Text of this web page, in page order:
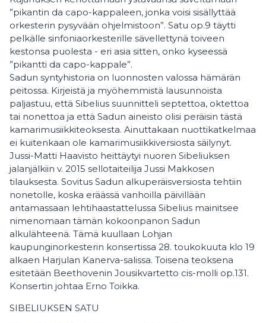
”pikantin da capo-kappaleen, jonka voisi sisällyttää
orkesterin pysyvään ohjelmistoon”. Satu op.9 täytti
pelkälle sinfoniaorkesterille sävellettynä toiveen
kestonsa puolesta - eri asia sitten, onko kyseessä
”pikantti da capo-kappale”.
Sadun syntyhistoria on luonnosten valossa hämärän
peitossa. Kirjeistä ja myöhemmistä lausunnoista
paljastuu, että Sibelius suunnitteli septettoa, oktettoa
tai nonettoa ja että Sadun aineisto olisi peräisin tästä
kamarimusiikkiteoksesta. Ainuttakaan nuottikatkelmaa
ei kuitenkaan ole kamarimusiikkiversiosta säilynyt.
Jussi-Matti Haavisto heittäytyi nuoren Sibeliuksen
jalanjälkiin v. 2015 sellotaiteilija Jussi Makkosen
tilauksesta. Sovitus Sadun alkuperäisversiosta tehtiin
nonetolle, koska eräässä vanhoilla päivillään
antamassaan lehtihaastattelussa Sibelius mainitsee
nimenomaan tämän kokoonpanon Sadun
alkulähteenä. Tämä kuullaan Lohjan
kaupunginorkesterin konsertissa 28. toukokuuta klo 19
alkaen Harjulan Kanerva-salissa. Toisena teoksena
esitetään Beethovenin Jousikvartetto cis-molli op.131.
Konsertin johtaa Erno Toikka.
SIBELIUKSEN SATU